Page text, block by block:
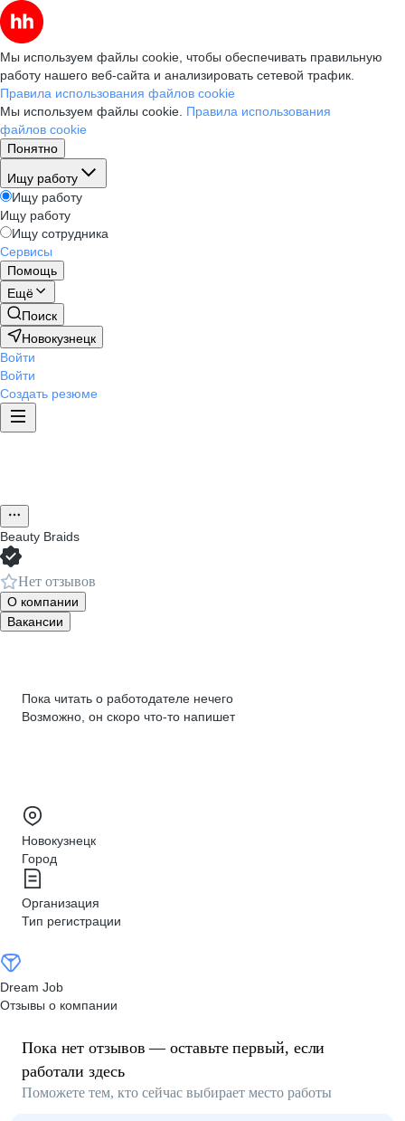
Мы используем файлы cookie, чтобы обеспечивать правильную
работу нашего веб-сайта и анализировать сетевой трафик.
Правила использования файлов cookie
Мы используем файлы cookie. Правила использования
файлов cookie
Понятно
Ищу работу
Ищу работу
Ищу работу
Ищу сотрудника
Сервисы
Помощь
Ещё
Поиск
Новокузнецк
Войти
Войти
Создать резюме
Beauty Braids
Нет отзывов
О компании
Вакансии
Пока читать о работодателе нечего
Возможно, он скоро что‑то напишет
Новокузнецк
Город
Организация
Тип регистрации
Dream Job
Отзывы о компании
Пока нет отзывов — оставьте первый, если
работали здесь
Поможете тем, кто сейчас выбирает место работы